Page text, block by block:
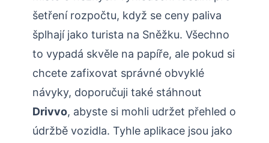
šetření rozpočtu, když se ceny paliva
šplhají jako turista na Sněžku. Všechno
to vypadá skvěle na papíře, ale pokud si
chcete zafixovat správné obvyklé
návyky, doporučuji také stáhnout
Drivvo, abyste si mohli udržet přehled o
údržbě vozidla. Tyhle aplikace jsou jako